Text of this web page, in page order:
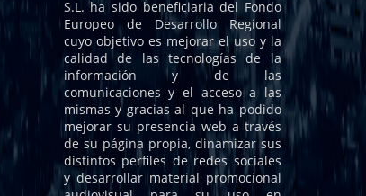
S.L. ha sido beneficiaria del Fondo
Europeo de Desarrollo Regional
cuyo objetivo es mejorar el uso y la
calidad de las tecnologías de la
información y de las
comunicaciones y el acceso a las
mismas y gracias al que ha podido
mejorar su presencia web a través
de su página propia, dinamizar sus
distintos perfiles de redes sociales
y desarrollar material promocional